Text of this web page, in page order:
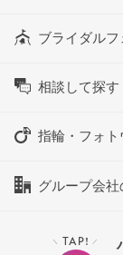
ブライダルフ
相談して探す
指輪・フォ
グループ会
＼ TAP! ／